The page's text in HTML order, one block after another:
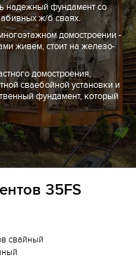
надежный фундамент со
ж/б сваях.
домостроении -
живем, стоит на железо-
домостроения,
сваебойной установки и
фундамент, который
35FS
свайный